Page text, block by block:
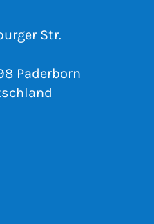
Str.
Paderborn